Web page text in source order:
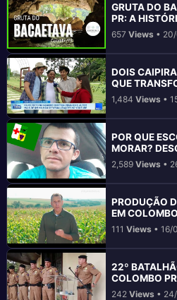
GRUTA DO
PR: A
657Views •
DOIS
QUE
1,484Views •
POR QUE
MORAR?
2,589Views •
PRODUÇÃO
EM
111Views • 16/
22º
COLOMBO
DE
242Views •